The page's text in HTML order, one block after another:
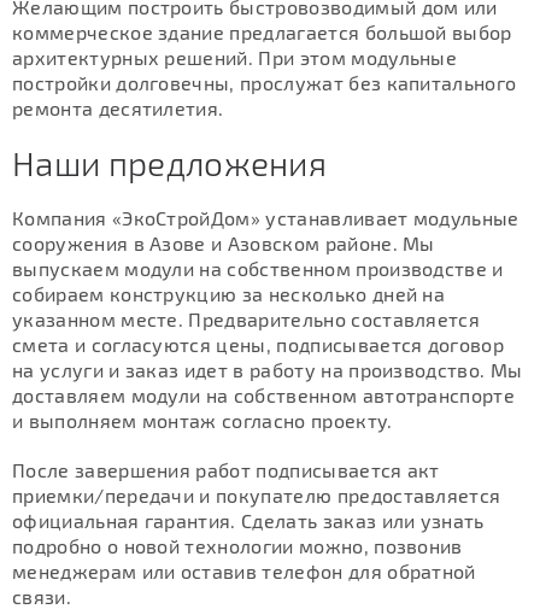
Желающим построить быстровозводимый дом или
коммерческое здание предлагается большой выбор
архитектурных решений. При этом модульные
постройки долговечны, прослужат без капитального
ремонта десятилетия.
Наши предложения
Компания «ЭкоСтройДом» устанавливает модульные
сооружения в Азове и Азовском районе. Мы
выпускаем модули на собственном производстве и
собираем конструкцию за несколько дней на
указанном месте. Предварительно составляется
смета и согласуются цены, подписывается договор
на услуги и заказ идет в работу на производство. Мы
доставляем модули на собственном автотранспорте
и выполняем монтаж согласно проекту.
После завершения работ подписывается акт
приемки/передачи и покупателю предоставляется
официальная гарантия. Сделать заказ или узнать
подробно о новой технологии можно, позвонив
менеджерам или оставив телефон для обратной
связи.